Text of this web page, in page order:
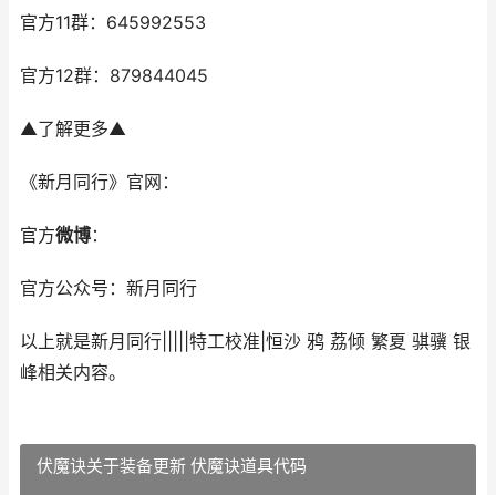
官方11群：645992553
官方12群：879844045
▲了解更多▲
《新月同行》官网：
官方微博：
官方公众号：新月同行
以上就是新月同行|||||特工校准|恒沙 鸦 荔倾 繁夏 骐骥 银
峰相关内容。
伏魔诀关于装备更新 伏魔诀道具代码